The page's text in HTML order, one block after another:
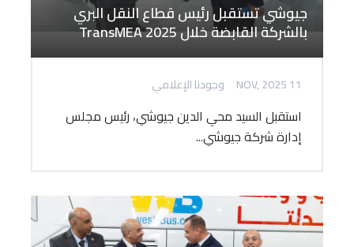
جيوشي تستقبل رئيس قطاع النقل البري
بالشركة القابضة خلال TransMEA 2025
11 NOV, 2025 وجودنا الإعلامي
استقبل السيد محي الدين جيوشي، رئيس مجلس
إدارة شركة جيوشي...